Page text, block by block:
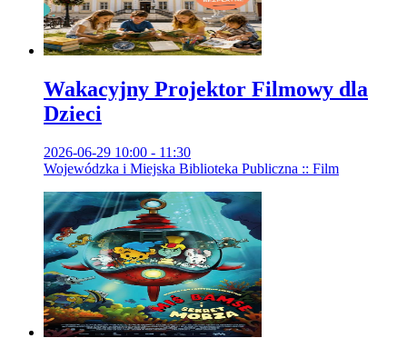
Wakacyjny Projektor Filmowy dla
Dzieci
2026-06-29 10:00 - 11:30
Wojewódzka i Miejska Biblioteka Publiczna :: Film